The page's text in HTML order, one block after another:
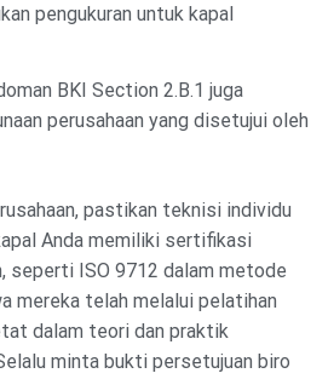
pengukuran untuk kapal
BKI Section 2.B.1 juga
perusahaan yang disetujui oleh
pastikan teknisi individu
Anda memiliki sertifikasi
seperti ISO 9712 dalam metode
mereka telah melalui pelatihan
dalam teori dan praktik
minta bukti persetujuan biro